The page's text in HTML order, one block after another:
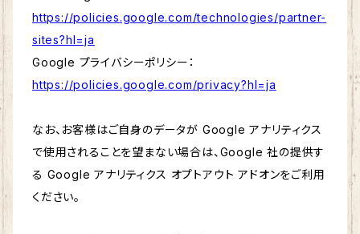
https://policies.google.com/technologies/partner-
sites?hl=ja
Google プライバシーポリシー：
https://policies.google.com/privacy?hl=ja
なお、お客様はご自身のデータが Google アナリティクス
で使用されることを望まない場合は、Google 社の提供す
る Google アナリティクス オプトアウト アドオンをご利用
ください。